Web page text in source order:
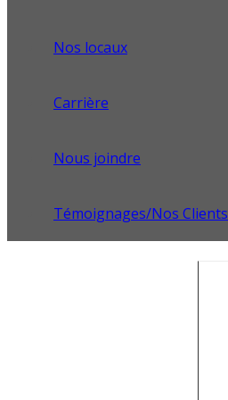
Nos locaux
Carrière
Nous joindre
Témoignages/Nos Clients